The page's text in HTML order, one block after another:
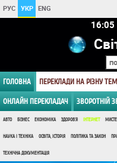
РУС УКР ENG
16 05
ГОЛОВНА ПЕРЕКЛАДИ НА РІЗНУ
ОНЛАЙН ПЕРЕКЛАДАЧ ЗВОРОТНІЙ
АВТО БІЗНЕС ЕКОНОМІКА ЗДОРОВ'Я ІНТЕРНЕТ
НАУКА І ТЕХНІКА ОСВІТА, ІСТОРІЯ ПОЛІТИКА ТА ЗАКОН
ТЕХНІЧНА ДОКУМЕНТАЦІЯ